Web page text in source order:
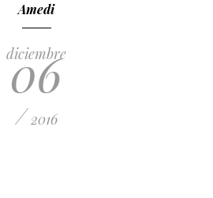
Amedi
diciembre
06
/ 2016